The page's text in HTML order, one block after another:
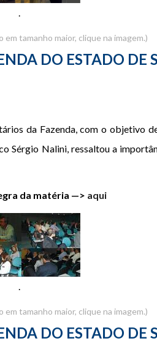
.
em tamanho maior, clique na imagem.)
DO ESTADO DE
da Fazenda, com o objetivo
Sérgio Nalini, ressaltou a
da matéria —> aqui
.
em tamanho maior, clique na imagem.)
DO ESTADO DE